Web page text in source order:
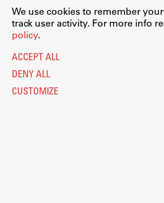
We use cookies to remember
track user activity. For more info
policy.
ACCEPT ALL
DENY ALL
CUSTOMIZE